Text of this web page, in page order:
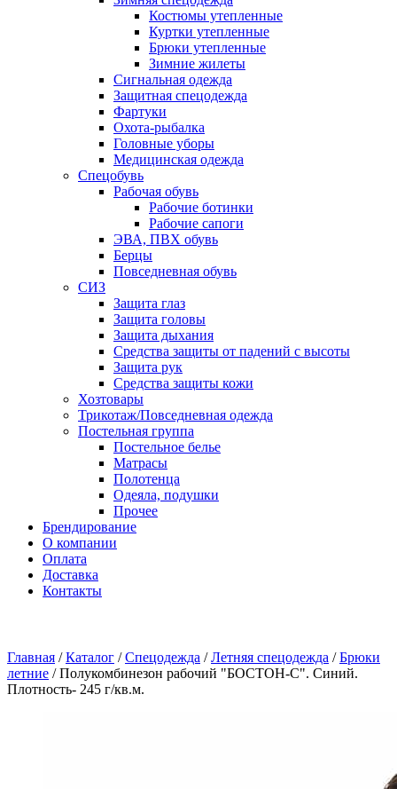
Костюмы утепленные
Куртки утепленные
Брюки утепленные
Зимние жилеты
Сигнальная одежда
Защитная спецодежда
Фартуки
Охота-рыбалка
Головные уборы
Медицинская одежда
Спецобувь
Рабочая обувь
Рабочие ботинки
Рабочие сапоги
ЭВА, ПВХ обувь
Берцы
Повседневная обувь
СИЗ
Защита глаз
Защита головы
Защита дыхания
Средства защиты от падений с высоты
Защита рук
Средства защиты кожи
Хозтовары
Трикотаж/Повседневная одежда
Постельная группа
Постельное белье
Матрасы
Полотенца
Одеяла, подушки
Прочее
Брендирование
О компании
Оплата
Доставка
Контакты
Главная / Каталог / Спецодежда / Летняя спецодежда / Брюки
летние / Полукомбинезон рабочий "БОСТОН-С". Синий.
Плотность- 245 г/кв.м.